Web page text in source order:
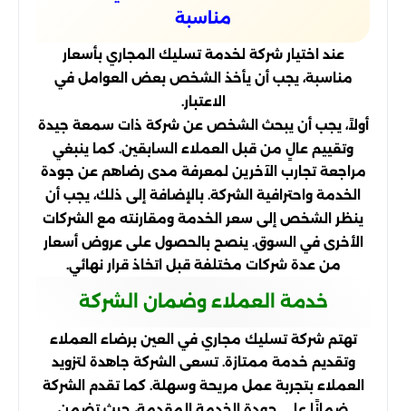
مناسبة
عند اختيار شركة لخدمة تسليك المجاري بأسعار
مناسبة، يجب أن يأخذ الشخص بعض العوامل في
الاعتبار.
أولاً، يجب أن يبحث الشخص عن شركة ذات سمعة جيدة
وتقييم عالٍ من قبل العملاء السابقين. كما ينبغي
مراجعة تجارب الآخرين لمعرفة مدى رضاهم عن جودة
الخدمة واحترافية الشركة. بالإضافة إلى ذلك، يجب أن
ينظر الشخص إلى سعر الخدمة ومقارنته مع الشركات
الأخرى في السوق. ينصح بالحصول على عروض أسعار
من عدة شركات مختلفة قبل اتخاذ قرار نهائي.
خدمة العملاء وضمان الشركة
تهتم شركة تسليك مجاري في العين برضاء العملاء
وتقديم خدمة ممتازة. تسعى الشركة جاهدة لتزويد
العملاء بتجربة عمل مريحة وسهلة. كما تقدم الشركة